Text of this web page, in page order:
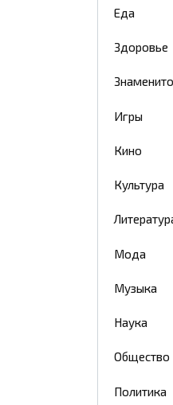
Еда
Здоровье
Игры
Кино
Культура
Мода
Музыка
Наука
Общество
Политика